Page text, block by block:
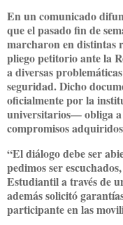
En un comunicado
que el pasado fin de
marcharon en distintas
pliego petitorio ante la
a diversas
seguridad. Dicho
oficialmente por la
universitarios— obliga a
compromisos
“El diálogo debe ser
pedimos ser
Estudiantil a través de
además solicitó
participante en las